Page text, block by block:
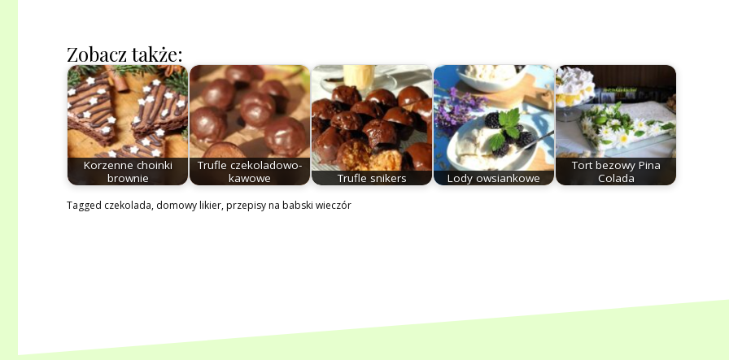
Zobacz także:
Korzenne choinki
brownie
Trufle czekoladowo-
kawowe
Trufle snikers Lody owsiankowe
Tort bezowy Pina
Colada
Tagged czekolada, domowy likier,przepisy na babski wieczór